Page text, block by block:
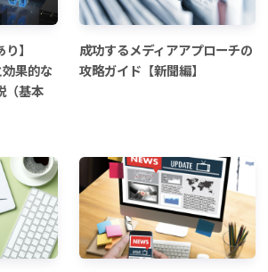
】
果的な
（基本
成功するメディアアプローチの
攻略ガイド【新聞編】